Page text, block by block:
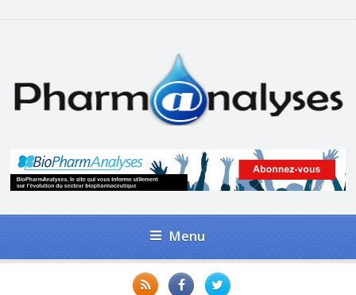
Menu